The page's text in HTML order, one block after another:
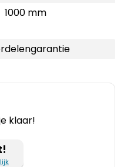
1000 mm
klaar!